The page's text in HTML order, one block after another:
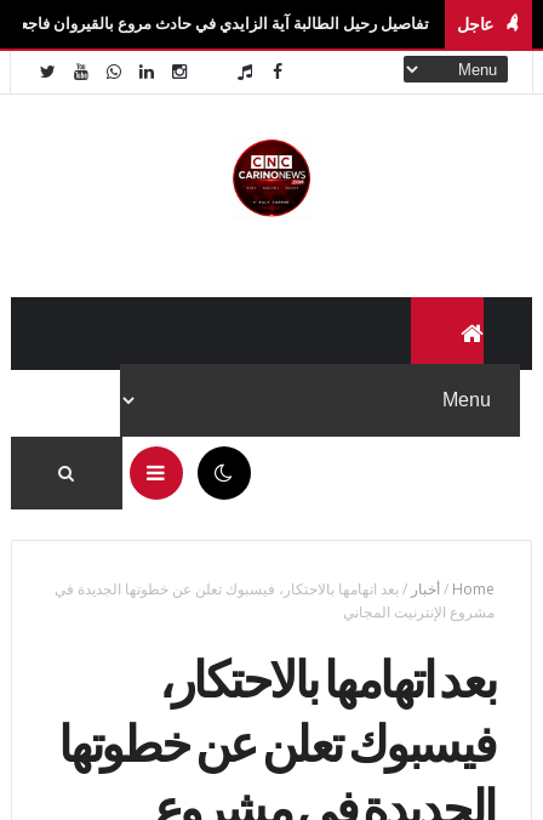
عاجل
رحيل الطالبة آية الزايدي في حادث مروع بالقيروان فاجعة تهزّ سيدي بوزيد..
Home
/أخبار / بعد اتهامها بالاحتكار، فيسبوك تعلن عن خطوتها الجديدة في
مشروع الإنترنيت المجاني
بعد اتهامها بالاحتكار،
فيسبوك تعلن عن خطوتها